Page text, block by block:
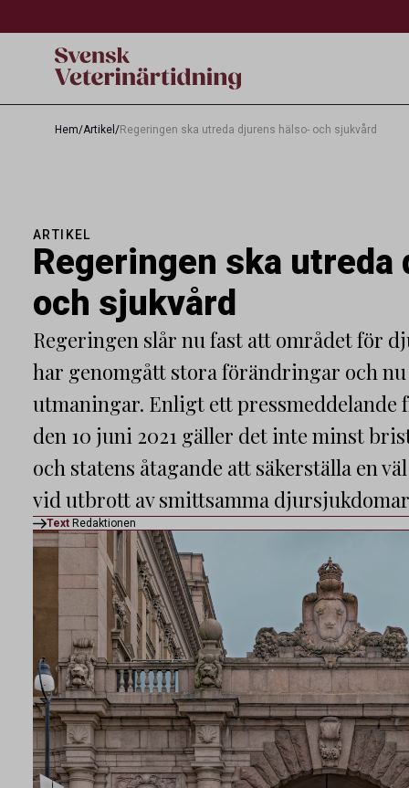
Hem/Artikel /Regeringen ska utreda djurens hälso- och sjukvård
ARTIKEL
Regeringen ska utreda
och sjukvård
Regeringen slår nu fast att området för
har genomgått stora förändringar och
utmaningar. Enligt ett
den 10 juni 2021 gäller det inte minst
och statens åtagande att säkerställa en
vid utbrott av smittsamma
Text Redaktionen